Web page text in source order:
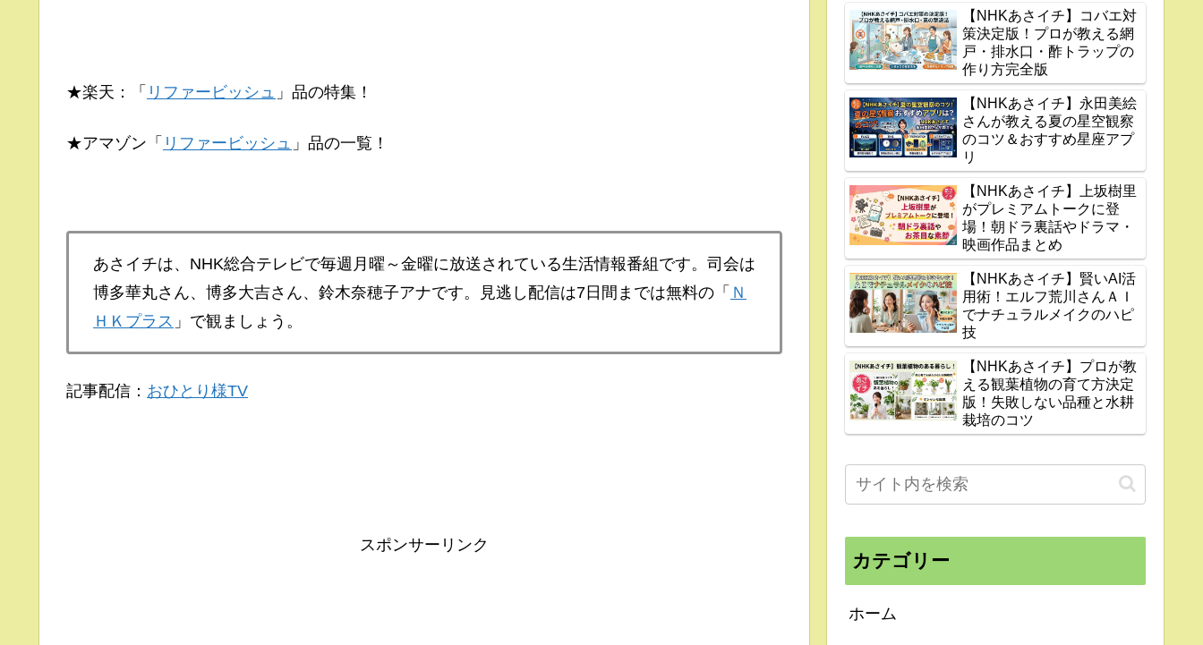
★楽天：「 リファービッシュ 」品の特集！
★アマゾン「 リファービッシュ 」品の一覧！
あさイチは、NHK総合テレビで毎週月曜～金曜に放送されている生活情報番組です。司会は
博多華丸さん、博多大吉さん、鈴木奈穂子アナです。見逃し配信は7日間までは無料の「 Ｎ
ＨＫプラス 」で観ましょう。
記事配信： おひとり様TV
スポンサーリンク
【NHKあさイチ】コバエ対
策決定版！プロが教える網
戸・排水口・酢トラップの
作り方完全版
【NHKあさイチ】永田美絵
さんが教える夏の星空観察
のコツ＆おすすめ星座アプ
リ
【NHKあさイチ】上坂樹里
がプレミアムトークに登
場！朝ドラ裏話やドラマ・
映画作品まとめ
【NHKあさイチ】賢いAI活
用術！エルフ荒川さんＡＩ
でナチュラルメイクのハピ
技
【NHKあさイチ】プロが教
える観葉植物の育て方決定
版！失敗しない品種と水耕
栽培のコツ
カテゴリー
ホーム